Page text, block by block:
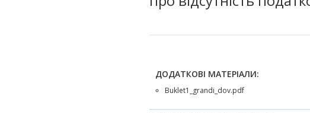
ДОДАТКОВІ МАТЕРІАЛИ:
Buklet1_grandi_dov.pdf